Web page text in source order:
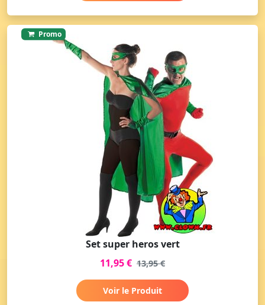
Promo
Set super heros vert
11,95 € 13,95 €
Voir le Produit